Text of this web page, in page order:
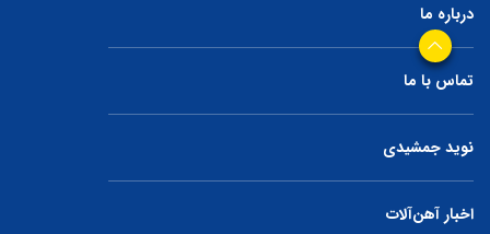
درباره ما
تماس با ما
نوید جمشیدی
اخبار آهن‌آلات